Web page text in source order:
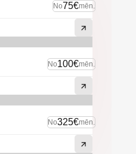
No75€mēn.
No100€mēn.
No325€mēn.